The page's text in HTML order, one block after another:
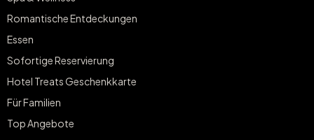
Romantische Entdeckungen
Essen
Sofortige Reservierung
Hotel Treats Geschenkkarte
Für Familien
Top Angebote